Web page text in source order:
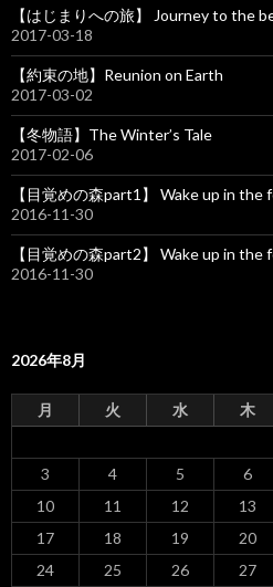
【はじまりへの旅】 Journey to the
2017-03-18
【約束の地】Reunion on Earth
2017-03-02
【冬物語】The Winter’s Tale
2017-02-06
【目覚めの森part1】 Wake up in the
2016-11-30
【目覚めの森part2】 Wake up in the
2016-11-30
2026年8月
月 火 水 木
3
4 5 6
10
11 12 13
17
18 19 20
24
25 26 27